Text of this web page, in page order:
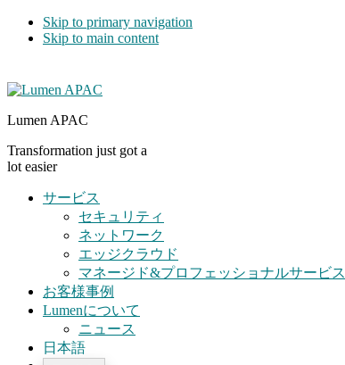
Skip to primary navigation
Skip to main content
Lumen APAC
Transformation just got a
lot easier
サービス
セキュリティ
ネットワーク
エッジクラウド
マネージド&プロフェッショナルサービス
お客様事例
Lumenについて
ニュース
日本語